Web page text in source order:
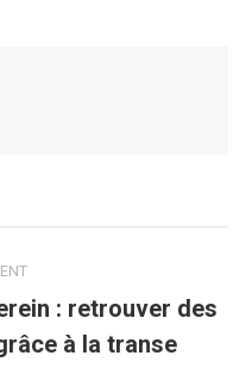
: retrouver des
à la transe